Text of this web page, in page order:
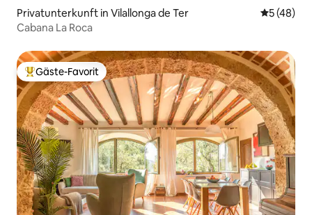
Privatunterkunft in Vilallonga de Ter
5 (48)
Cabana La Roca
Beliebter Gäste-Favorit.
Gäste-Favorit